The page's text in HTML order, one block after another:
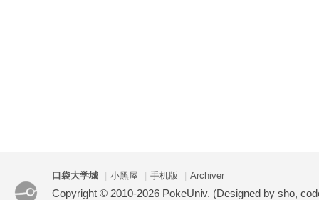
口袋大学城 小黑屋 手机版 Archiver
Copyright © 2010-2026 PokeUniv. (Designed by sho,